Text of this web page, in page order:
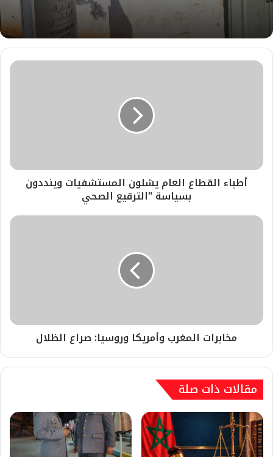
أطباء القطاع العام يشلون المستشفيات وينددون
بسياسة "الترقيع الصحي
مخابرات المغرب وأمريكا وروسيا: صراع الظلال
مقالات ذات صلة